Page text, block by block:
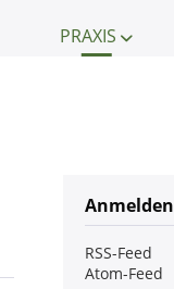
PRAXIS
Anmelden
RSS-Feed
Atom-Feed